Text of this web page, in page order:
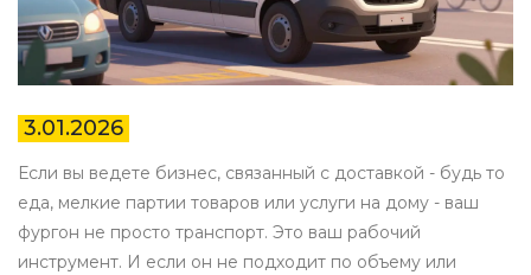
3.01.2026
Если вы ведете бизнес, связанный с доставкой - будь то
еда, мелкие партии товаров или услуги на дому - ваш
фургон не просто транспорт. Это ваш рабочий
инструмент. И если он не подходит по объему или